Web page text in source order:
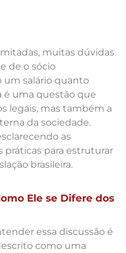
muitas dúvidas
de o sócio
um salário quanto
é uma questão que
legais, mas também a
da sociedade.
as
práticas para estruturar
brasileira.
Ele se Difere dos
essa discussão é
como uma